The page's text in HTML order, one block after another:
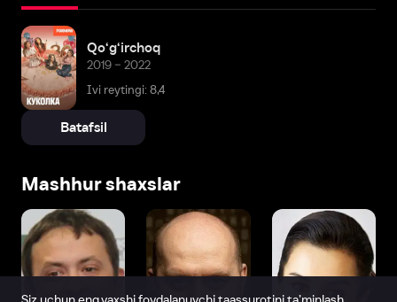
Qo‘g‘irchoq
2019 – 2022
Ivi reytingi: 8,4
Batafsil
Mashhur shaxslar